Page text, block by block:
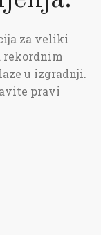
za veliki
rekordnim
u izgradnji.
pravi